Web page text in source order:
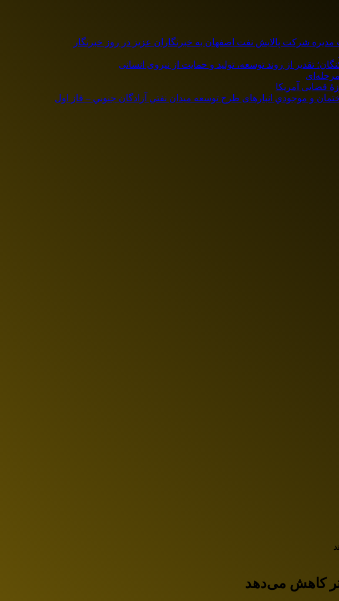
شرکت پالایش نفت اصفهان به خبرنگاران عزیز در روز خبرنگار
تقدیر از روند توسعه، تولید و حمایت از نیروی انسانی
قضایی آمریکا
و موجودي انبارهای طرح توسعه ميدان نفتي آزادگان جنوبي – فاز اول